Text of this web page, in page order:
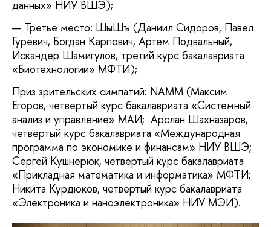
данных» НИУ ВШЭ);
Третье место: ШыШъ (Даниил Сидоров, Павел
Гуревич, Богдан Карпович, Артем Подвальный,
Искандер Шамигулов, третий курс бакалавриата
«Биотехнологии» МФТИ);
Приз зрительских симпатий: NAMM (Максим
Егоров, четвертый курс бакалавриата «Системный
анализ и управление» МАИ; Арслан Шахназаров,
четвертый курс бакалавриата «Международная
программа по экономике и финансам» НИУ ВШЭ;
Сергей Кушнерюк, четвертый курс бакалавриата
«Прикладная математика и информатика» МФТИ;
Никита Курдюков, четвертый курс бакалавриата
«Электроника и наноэлектроника» НИУ МЭИ).